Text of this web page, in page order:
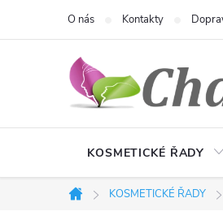
O nás Kontakty
KOSMETICKÉ ŘADY
Domů
KOSMETICKÉ ŘADY